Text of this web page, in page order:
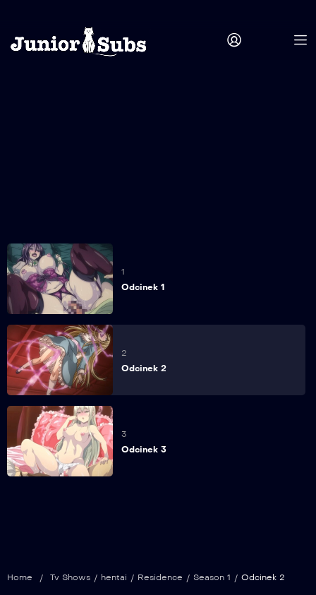
1
Odcinek 1
2
Odcinek 2
3
Odcinek 3
Home / Tv Shows / hentai / Residence / Season 1 / Odcinek 2